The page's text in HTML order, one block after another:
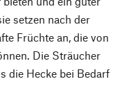
setzen nach der
Früchte an, die von
Die Sträucher
die Hecke bei Bedarf